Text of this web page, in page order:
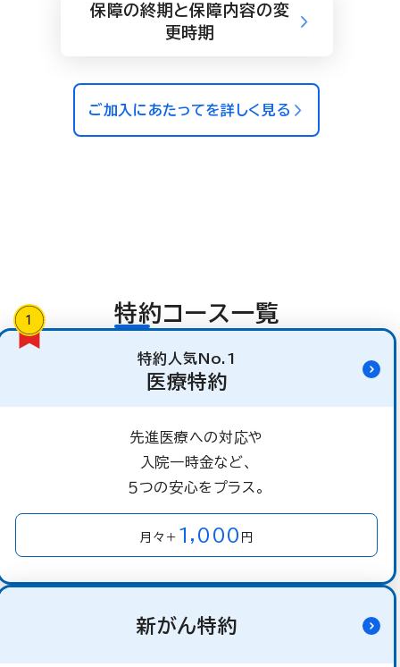
保障の終期と保障内容の変
更時期
ご加入にあたってを詳しく見る
特約コース一覧
特約人気No.1
医療特約
先進医療への対応や
入院一時金など、
５つの安心をプラス。
月々＋ 1,000 円
新がん特約